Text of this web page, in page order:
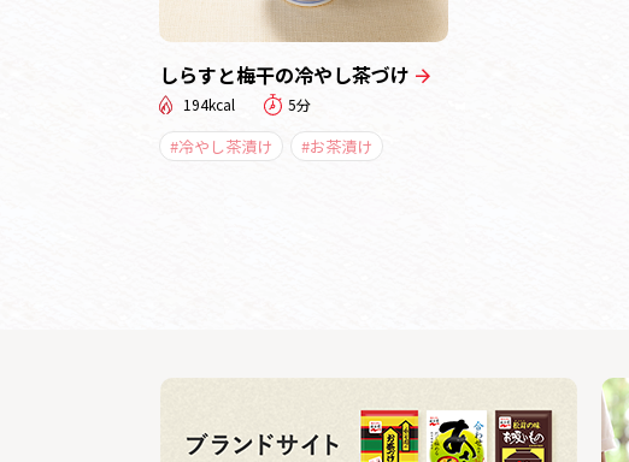
しらすと梅干の冷やし茶づけ
194kcal 5分
#冷やし茶漬け #お茶漬け